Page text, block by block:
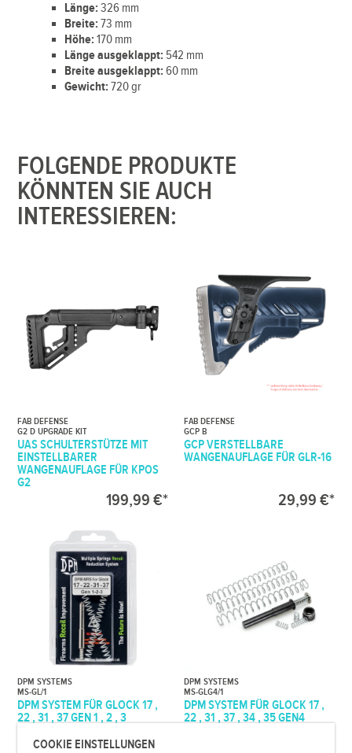
COOKIE EINSTELLUNGEN
Länge: 326 mm
Breite: 73 mm
Höhe:170 mm
Länge ausgeklappt: 542 mm
Breite ausgeklappt: 60 mm
Gewicht: 720 gr
FOLGENDE PRODUKTE
KÖNNTEN SIE AUCH
INTERESSIEREN:
FAB DEFENSE
G2 D UPGRADE KIT
UAS SCHULTERSTÜTZE MIT
EINSTELLBARER
WANGENAUFLAGE FÜR KPOS
G2
199,99 €*
FAB DEFENSE
GCP B
GCP VERSTELLBARE
WANGENAUFLAGE FÜR GLR-16
29,99 €*
DPM SYSTEMS
MS-GL/1
DPM SYSTEM FÜR GLOCK 17 ,
22 , 31 , 37 GEN 1 , 2 , 3
DPM SYSTEMS
MS-GLG4/1
DPM SYSTEM FÜR GLOCK 17 ,
22 , 31 , 37 , 34 , 35 GEN4